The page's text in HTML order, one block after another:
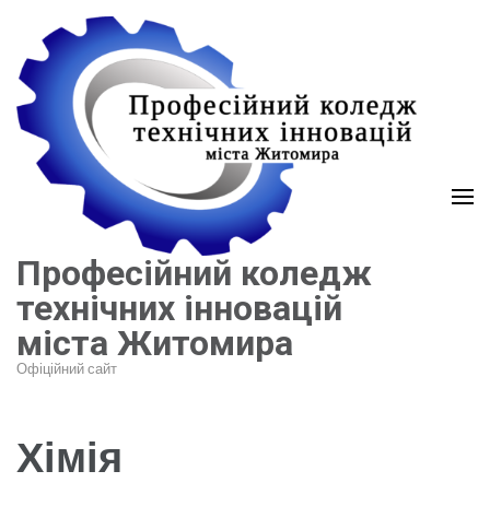
вмісту
(натисніть
Enter)
Професійний коледж
технічних інновацій
міста Житомира
Офіційний сайт
Хімія